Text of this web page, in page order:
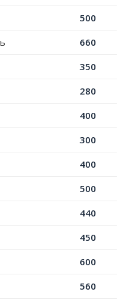
500
660
350
280
400
300
400
500
440
450
600
560